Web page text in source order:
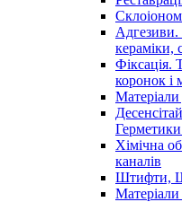
Адгезиви.
кераміки,
Фіксація.
коронок і
Матеріали
Хімічна
каналів
Штифти,